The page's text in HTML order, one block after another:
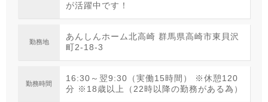
が活躍中です！
勤務地
あんしんホーム北高崎 群馬県高崎市東貝沢
町2-18-3
勤務時間
16:30～翌9:30（実働15時間） ※休憩120
分 ※18歳以上（22時以降の勤務がある為）